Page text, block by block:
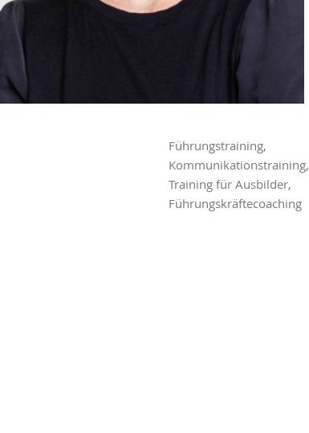
Führungstraining,
Kommunikationstraining,
Training für Ausbilder,
Führungskräftecoaching